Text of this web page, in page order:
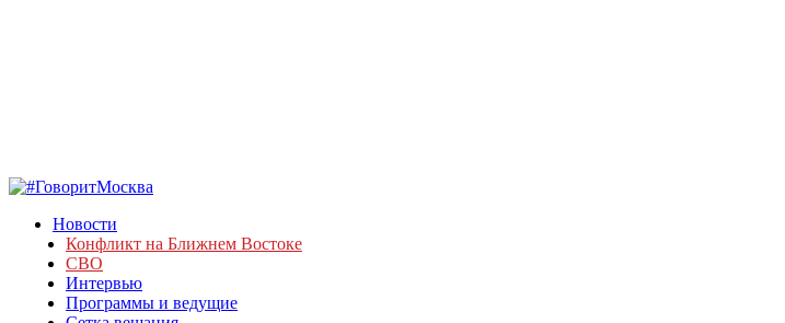
Новости
Конфликт на Ближнем Востоке
СВО
Интервью
Программы и ведущие